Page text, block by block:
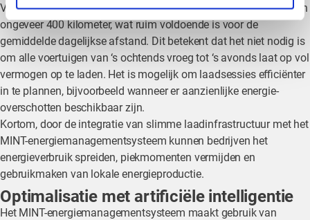
Vandaag hebben de meeste elektrische auto’s al een rijbereik van
ongeveer 400 kilometer, wat ruim voldoende is voor de
gemiddelde dagelijkse afstand. Dit betekent dat het niet nodig is
om alle voertuigen van ‘s ochtends vroeg tot ‘s avonds laat op vol
vermogen op te laden. Het is mogelijk om laadsessies efficiënter
in te plannen, bijvoorbeeld wanneer er aanzienlijke energie-
overschotten beschikbaar zijn.
Kortom, door de integratie van slimme laadinfrastructuur met het
MINT-energiemanagementsysteem kunnen bedrijven het
energieverbruik spreiden, piekmomenten vermijden en
gebruikmaken van lokale energieproductie.
Optimalisatie met artificiële intelligentie
Het MINT-energiemanagementsysteem maakt gebruik van